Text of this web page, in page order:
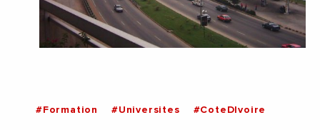
#Formation #Universites #CoteDIvoire